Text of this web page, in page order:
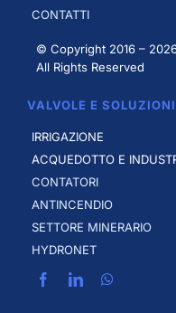
CONTATTI
© Copyright 2016 –
All Rights Reserved
VALVOLE E SOLUZIONI
IRRIGAZIONE
ACQUEDOTTO E
CONTATORI
ANTINCENDIO
SETTORE MINERARIO
HYDRONET